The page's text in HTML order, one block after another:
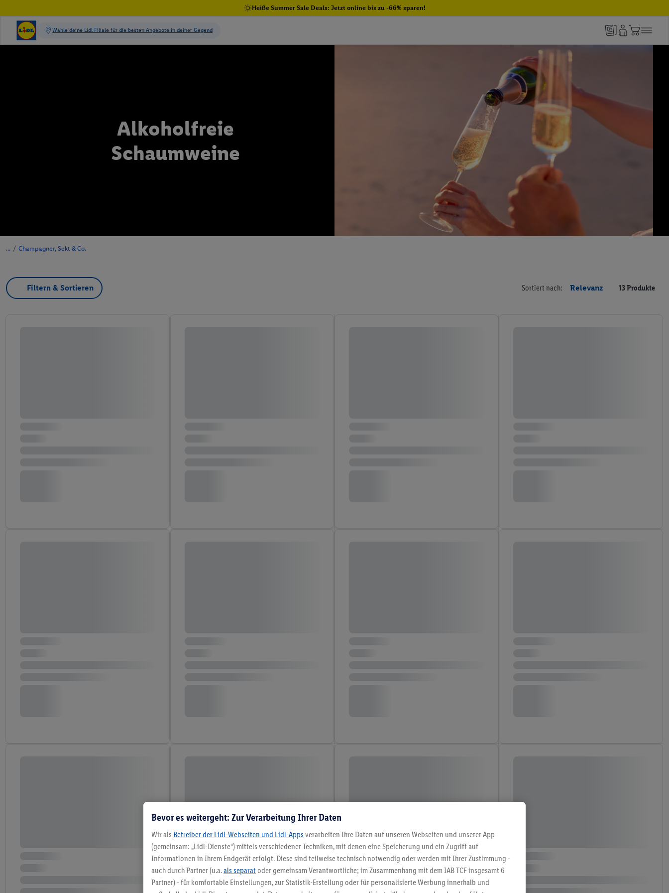
Heiße Summer Sale Deals: Jetzt online bis zu -66% sparen!
Alkoholfreie
Schaumweine
/ Champagner, Sekt & Co.
Filtern & Sortieren Sortiert nach: Relevanz 13 Produkte
Bevor es weitergeht: Zur Verarbeitung Ihrer Daten
Wir als Betreiber der Lidl-Webseiten und Lidl-Apps verarbeiten Ihre Daten auf unseren Webseiten und unserer App
(gemeinsam: „Lidl-Dienste“) mittels verschiedener Techniken, mit denen eine Speicherung und ein Zugriff auf
Informationen in Ihrem Endgerät erfolgt. Diese sind teilweise technisch notwendig oder werden mit Ihrer Zustimmung -
auch durch Partner (u.a.als separat oder gemeinsam Verantwortliche; im Zusammenhang mit dem IAB TCF insgesamt 6
Partner) - für komfortable Einstellungen, zur Statistik-Erstellung oder für personalisierte Werbung innerhalb und